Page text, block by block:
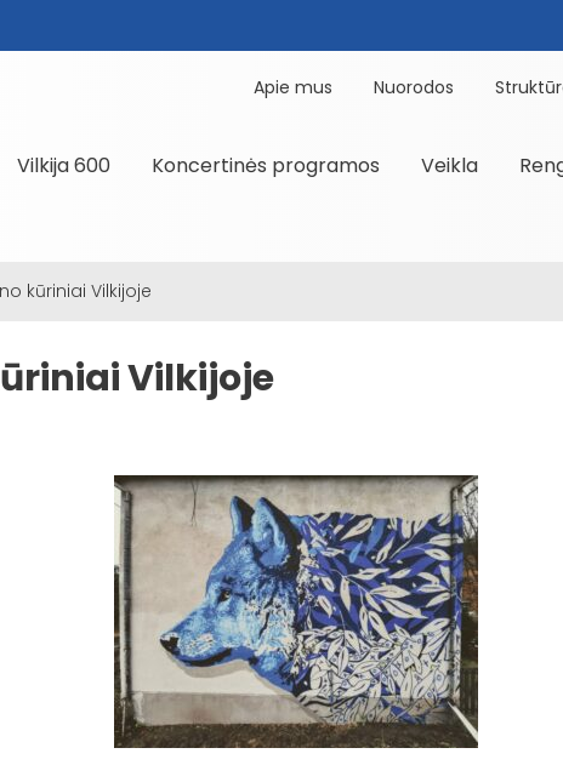
Apie mus Nuorodos
Vilkija 600 Koncertinės programos Veikla
kūriniai Vilkijoje
Vilkijoje